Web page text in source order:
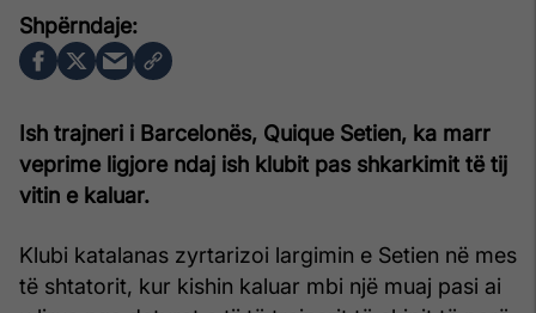
Ish trajneri i Barcelonës, Quique Setien, ka marr
veprime ligjore ndaj ish klubit pas shkarkimit të tij
vitin e kaluar.
Klubi katalanas zyrtarizoi largimin e Setien në mes
të shtatorit, kur kishin kaluar mbi një muaj pasi ai